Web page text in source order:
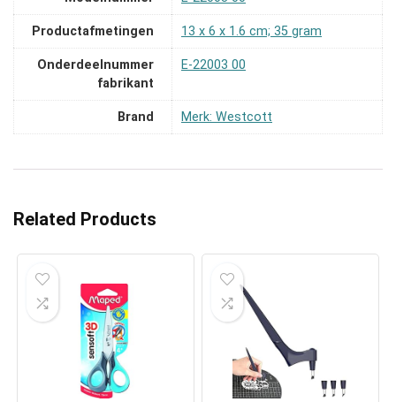
Productafmetingen ‎13 x 6 x 1.6 cm; 35 gram
Onderdeelnummer
fabrikant
‎E-22003 00
Brand Merk: Westcott
Related Products